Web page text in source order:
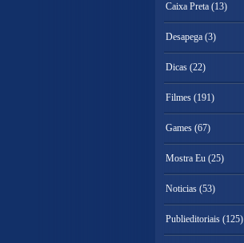
Caixa Preta (13)
Desapega (3)
Dicas (22)
Filmes (191)
Games (67)
Mostra Eu (25)
Noticias (53)
Publieditoriais (125)